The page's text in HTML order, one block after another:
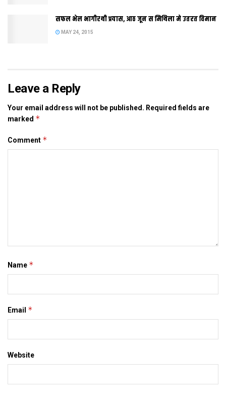
सफल भेल भागीरथी प्रयास, आठ जून स मिथिला मे उतरत विमान
MAY 24, 2015
Leave a Reply
Your email address will not be published. Required fields are
marked *
Comment *
Name *
Email *
Website